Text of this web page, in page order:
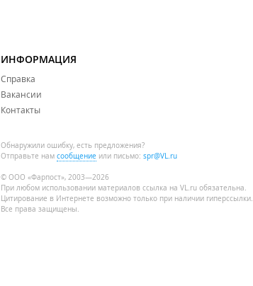
ИНФОРМАЦИЯ
Справка
Вакансии
Контакты
Обнаружили ошибку, есть предложения?
Отправьте нам сообщение или письмо: spr@VL.ru
© ООО «Фарпост», 2003—2026
При любом использовании материалов ссылка на VL.ru обязательна.
Цитирование в Интернете возможно только при наличии гиперссылки.
Все права защищены.